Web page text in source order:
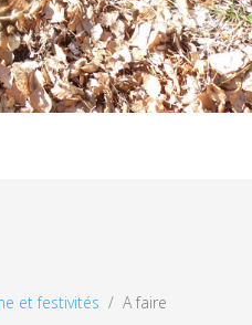
et festivités A faire